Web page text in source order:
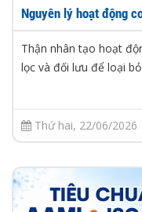
Nguyên lý hoạt động
Thận nhân tạo hoạt
lọc và đối lưu để loại
Thứ hai, 22/06/2026